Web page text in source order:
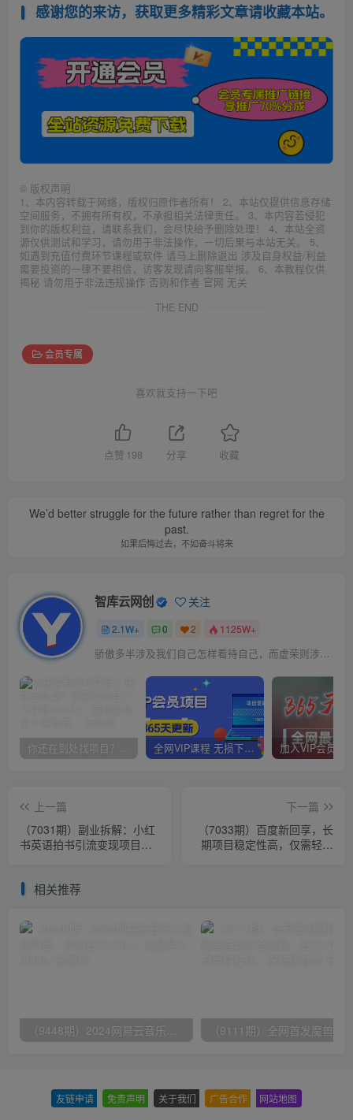
感谢您的来访，获取更多精彩文章请收藏本站。
© 版权声明
1、本内容转载于网络，版权归原作者所有！ 2、本站仅提供信息存储
空间服务，不拥有所有权，不承担相关法律责任。 3、本内容若侵犯
到你的版权利益，请联系我们，会尽快给予删除处理！ 4、本站全资
源仅供测试和学习，请勿用于非法操作，一切后果与本站无关。 5、
如遇到充值付费环节课程或软件 请马上删除退出 涉及自身权益/利益
需要投资的一律不要相信，访客发现请向客服举报。 6、本教程仅供
揭秘 请勿用于非法违规操作 否则和作者 官网 无关
THE END
会员专属
喜欢就支持一下吧
点赞 198 分享 收藏
We’d better struggle for the future rather than regret for the
past.
如果后悔过去，不如奋斗将来
智库云网创 关注
2.1W+ 0 2 1125W+
骄傲多半涉及我们自己怎样看待自己，而虚荣则涉及我们想别人怎样看我们
你还在到处找项目？还在当韭菜？我靠卖项目一个月收入5万+，曾经我也是个失败者。 全网VIP课程 无损下载~
上一篇
（7031期）副业拆解：小红
书英语拍书引流变现项目
下一篇
（7033期）百度新回享，长
期项目稳定性高，仅需轻松
相关推荐
友链申请 免责声明 关于我们 广告合作 网站地图